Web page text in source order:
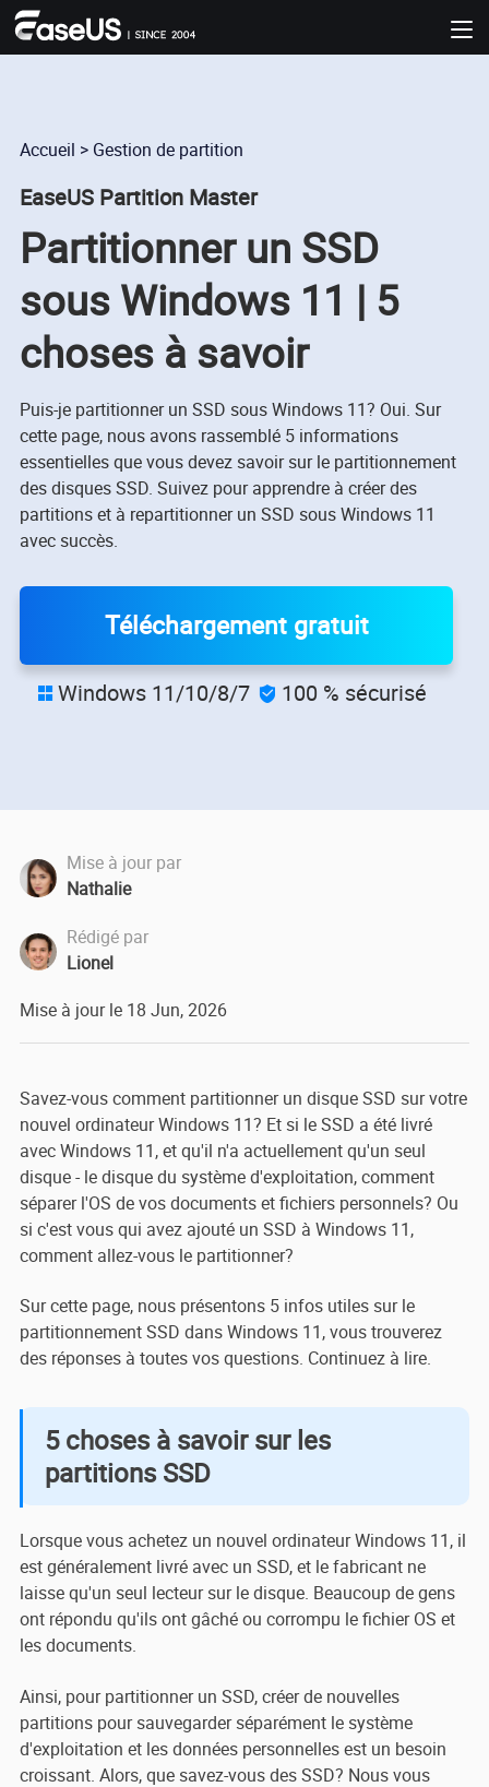
Accueil > Gestion de partition
EaseUS Partition Master
Partitionner un SSD
sous Windows 11 | 5
choses à savoir
Puis-je partitionner un SSD sous Windows 11? Oui. Sur
cette page, nous avons rassemblé 5 informations
essentielles que vous devez savoir sur le partitionnement
des disques SSD. Suivez pour apprendre à créer des
partitions et à repartitionner un SSD sous Windows 11
avec succès.
Téléchargement gratuit
 Windows 11/10/8/7  100 % sécurisé
Mise à jour par
Nathalie
Rédigé par
Lionel
Mise à jour le 18 Jun, 2026
Savez-vous comment partitionner un disque SSD sur votre
nouvel ordinateur Windows 11? Et si le SSD a été livré
avec Windows 11, et qu'il n'a actuellement qu'un seul
disque - le disque du système d'exploitation, comment
séparer l'OS de vos documents et fichiers personnels? Ou
si c'est vous qui avez ajouté un SSD à Windows 11,
comment allez-vous le partitionner?
Sur cette page, nous présentons 5 infos utiles sur le
partitionnement SSD dans Windows 11, vous trouverez
des réponses à toutes vos questions. Continuez à lire.
5 choses à savoir sur les
partitions SSD
Lorsque vous achetez un nouvel ordinateur Windows 11, il
est généralement livré avec un SSD, et le fabricant ne
laisse qu'un seul lecteur sur le disque. Beaucoup de gens
ont répondu qu'ils ont gâché ou corrompu le fichier OS et
les documents.
Ainsi, pour partitionner un SSD, créer de nouvelles
partitions pour sauvegarder séparément le système
d'exploitation et les données personnelles est un besoin
croissant. Alors, que savez-vous des SSD? Nous vous